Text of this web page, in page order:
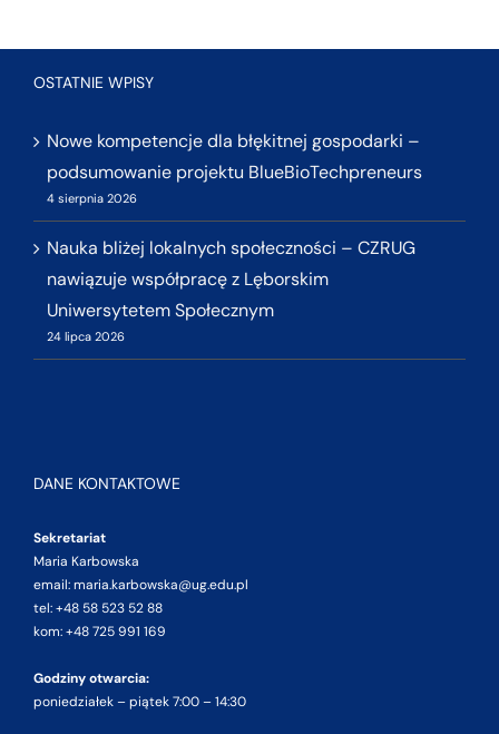
OSTATNIE WPISY
Nowe kompetencje dla błękitnej gospodarki –
podsumowanie projektu BlueBioTechpreneurs
4 sierpnia 2026
Nauka bliżej lokalnych społeczności – CZRUG
nawiązuje współpracę z Lęborskim
Uniwersytetem Społecznym
24 lipca 2026
DANE KONTAKTOWE
Sekretariat
Maria Karbowska
email: maria.karbowska@ug.edu.pl
tel: +48 58 523 52 88
kom: +48 725 991 169
Godziny otwarcia:
poniedziałek – piątek 7:00 – 14:30